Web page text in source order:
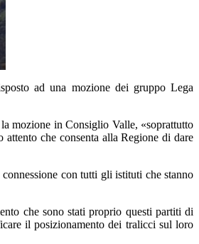
ad una mozione dei gruppo Lega
mozione in Consiglio Valle, «soprattutto
che consenta alla Regione di dare
con tutti gli istituti che stanno
che sono stati proprio questi partiti di
il posizionamento dei tralicci sul loro